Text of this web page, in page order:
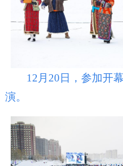
12月20日，参加开幕
演。